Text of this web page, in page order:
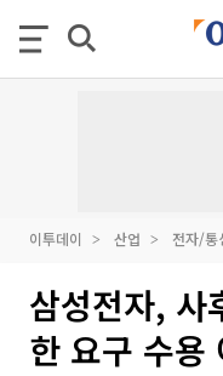
이투데이 산업 전자/
삼성전자, 사
한 요구 수용